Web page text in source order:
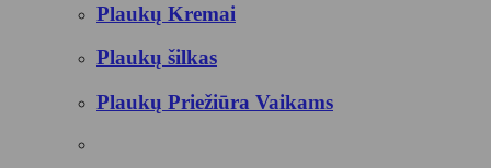
Plaukų Kremai
Plaukų šilkas
Plaukų Priežiūra Vaikams